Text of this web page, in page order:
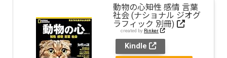
動物の心――知性 感情 言葉
社会 (ナショナル ジオグ
ラフィック 別冊)
created by Rinker
Kindle